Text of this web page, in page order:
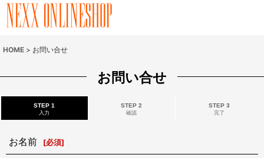
HOME > お問い合せ
お問い合せ
STEP 1
入力
STEP 2
確認
STEP 3
完了
お名前 [必須]